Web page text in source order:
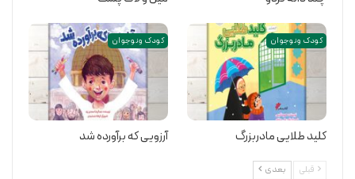
کودک و نوجوان
کلید طلایی مادربزرگ
کودک و نوجوان
آرزویی که برآورده شد
قبلی بعدی